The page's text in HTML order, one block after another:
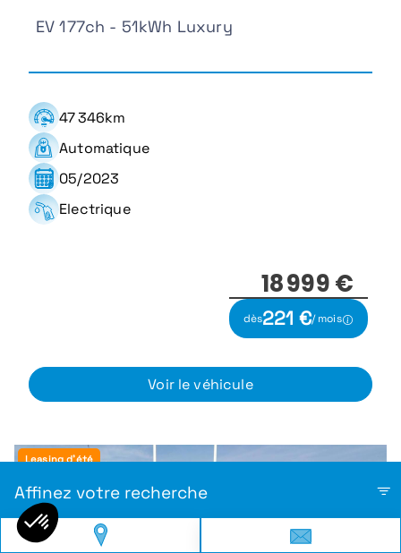
Affinez votre recherche
EV 177ch - 51kWh Luxury
47 346km
Automatique
05/2023
Electrique
18 999 €
dès221 €/ mois
Voir le véhicule
Leasing d'été